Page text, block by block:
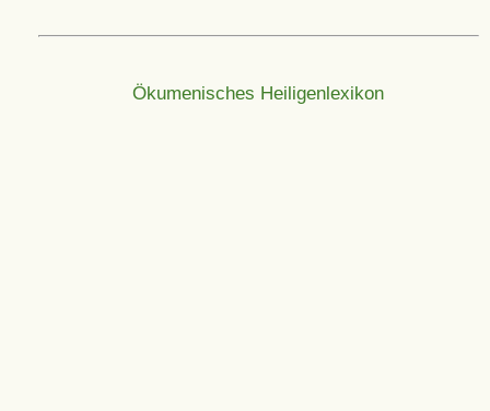
Ökumenisches Heiligenlexikon